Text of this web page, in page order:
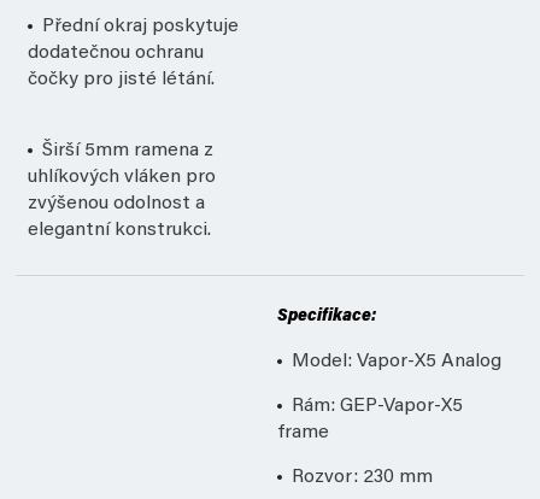
Přední okraj poskytuje
dodatečnou ochranu
čočky pro jisté létání.
Širší 5mm ramena z
uhlíkových vláken pro
zvýšenou odolnost a
elegantní konstrukci.
Specifikace:
Model: Vapor-X5 Analog
Rám: GEP-Vapor-X5
frame
Rozvor: 230 mm